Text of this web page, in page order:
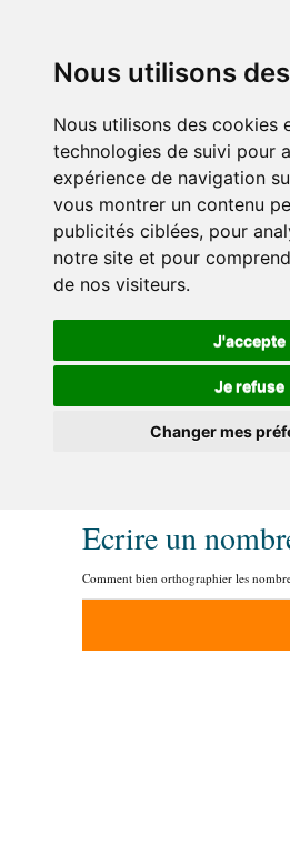
Nous utilisons
Nous utilisons des cookies
technologies de suivi pour
expérience de navigation
vous montrer un contenu
publicités ciblées, pour
notre site et pour
de nos visiteurs.
J'accepte
Je refuse
Changer mes
Ecrire un
Comment bien orthographier les